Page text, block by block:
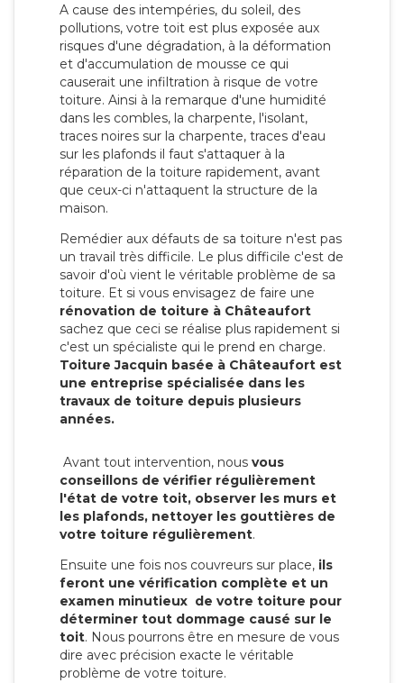
A cause des intempéries, du soleil, des
pollutions, votre toit est plus exposée aux
risques d'une dégradation, à la déformation
et d'accumulation de mousse ce qui
causerait une infiltration à risque de votre
toiture. Ainsi à la remarque d'une humidité
dans les combles, la charpente, l'isolant,
traces noires sur la charpente, traces d'eau
sur les plafonds il faut s'attaquer à la
réparation de la toiture rapidement, avant
que ceux-ci n'attaquent la structure de la
maison.
Remédier aux défauts de sa toiture n'est pas
un travail très difficile. Le plus difficile c'est de
savoir d'où vient le véritable problème de sa
toiture. Et si vous envisagez de faire une
rénovation de toiture à Châteaufort
sachez que ceci se réalise plus rapidement si
c'est un spécialiste qui le prend en charge.
Toiture Jacquin basée à Châteaufort est
une entreprise spécialisée dans les
travaux de toiture depuis plusieurs
années.
Avant tout intervention, nous vous
conseillons de vérifier régulièrement
l'état de votre toit, observer les murs et
les plafonds, nettoyer les gouttières de
votre toiture régulièrement.
Ensuite une fois nos couvreurs sur place, ils
feront une vérification complète et un
examen minutieux de votre toiture pour
déterminer tout dommage causé sur le
toit. Nous pourrons être en mesure de vous
dire avec précision exacte le véritable
problème de votre toiture.